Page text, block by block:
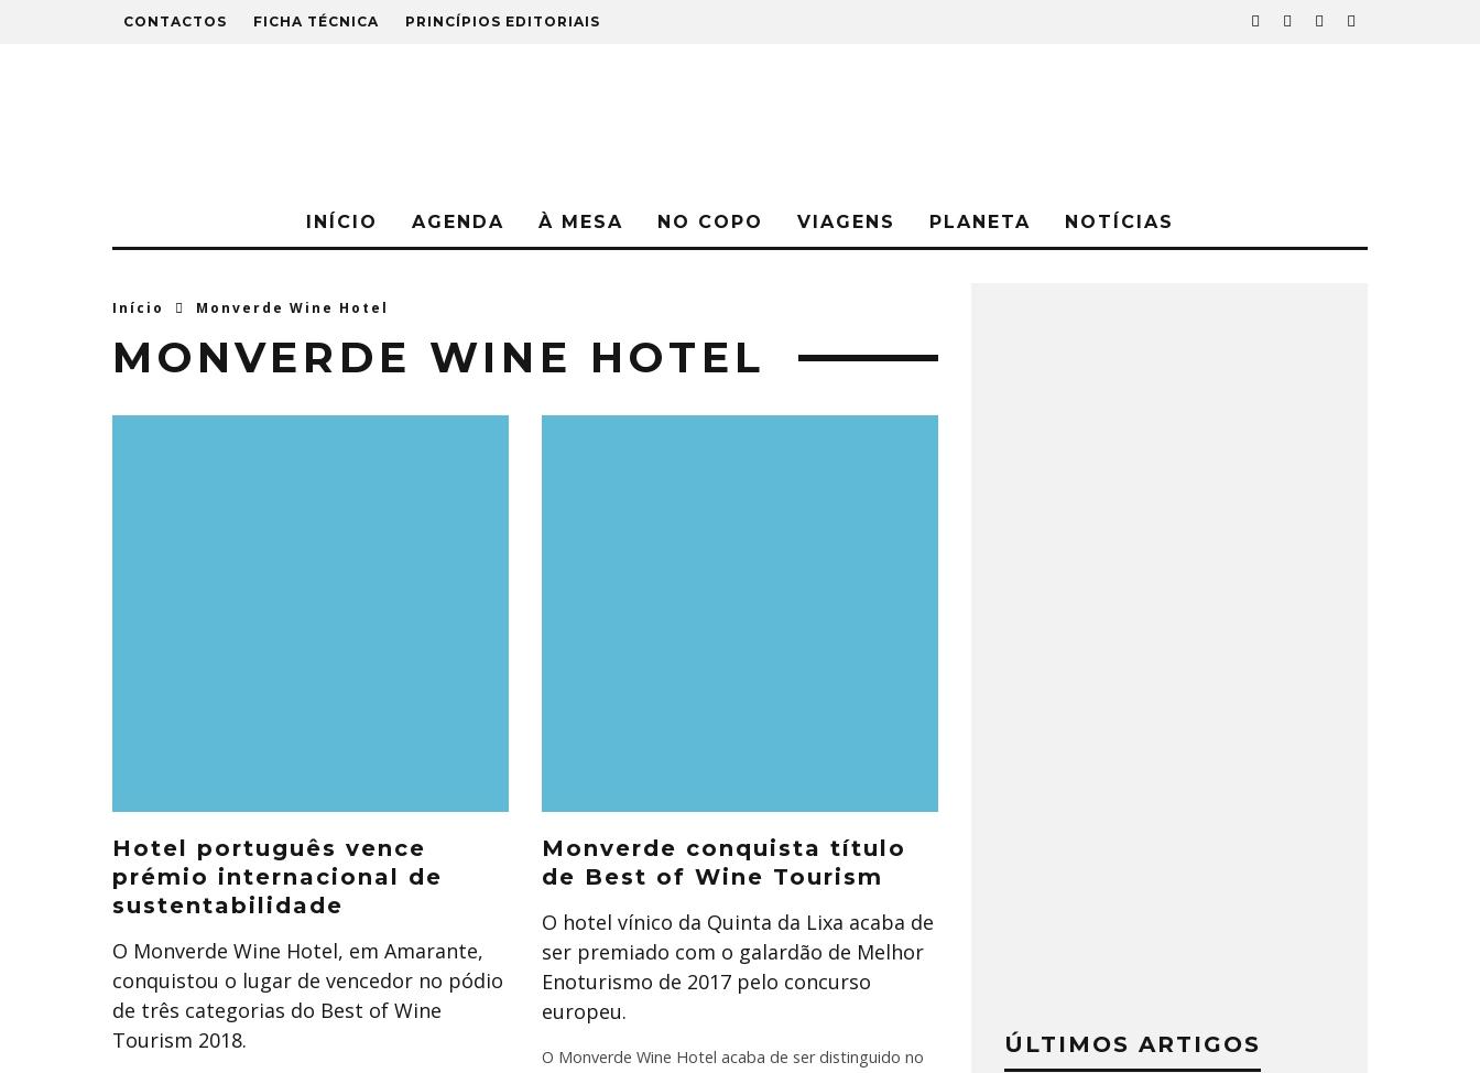
CONTACTOS FICHA TÉCNICA PRINCÍPIOS EDITORIAIS
INÍCIO AGENDA À MESA NO COPO VIAGENS PLANETA NOTÍCIAS
Início Monverde Wine Hotel
MONVERDE WINE HOTEL
Hotel português vence
prémio internacional de
sustentabilidade
O Monverde Wine Hotel, em Amarante,
conquistou o lugar de vencedor no pódio
de três categorias do Best of Wine
Tourism 2018.
Monverde conquista título
de Best of Wine Tourism
O hotel vínico da Quinta da Lixa acaba de
ser premiado com o galardão de Melhor
Enoturismo de 2017 pelo concurso
europeu.
O Monverde Wine Hotel acaba de ser distinguido no
ÚLTIMOS ARTIGOS